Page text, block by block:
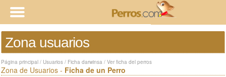
Zona usuarios
Página principal / Usuarios / Ficha darwinsa / Ver ficha del perros
Zona de Usuarios - Ficha de un Perro